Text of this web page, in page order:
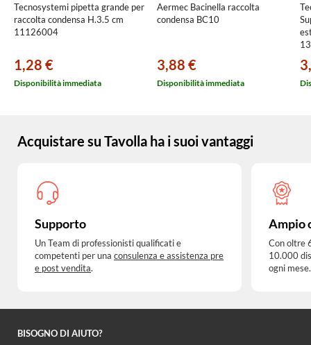
Tecnosystemi pipetta grande per
raccolta condensa H.3.5 cm
11126004
1,28 €
Disponibilità immediata
Aermec Bacinella raccolta
condensa BC10
3,88 €
Disponibilità immediata
Acquistare su Tavolla ha i suoi vantaggi
Supporto
Un Team di professionisti qualificati e
competenti per una consulenza e assistenza pre
e post vendita.
Ampio
Con oltre
10.000
ogni mese.
BISOGNO DI AIUTO?